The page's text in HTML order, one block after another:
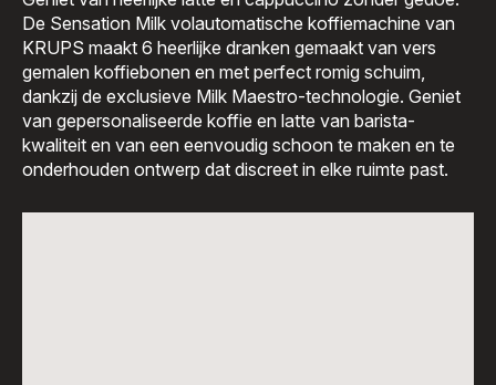
De Sensation Milk volautomatische koffiemachine van
KRUPS maakt 6 heerlijke dranken gemaakt van vers
gemalen koffiebonen en met perfect romig schuim,
dankzij de exclusieve Milk Maestro-technologie. Geniet
van gepersonaliseerde koffie en latte van barista-
kwaliteit en van een eenvoudig schoon te maken en te
onderhouden ontwerp dat discreet in elke ruimte past.